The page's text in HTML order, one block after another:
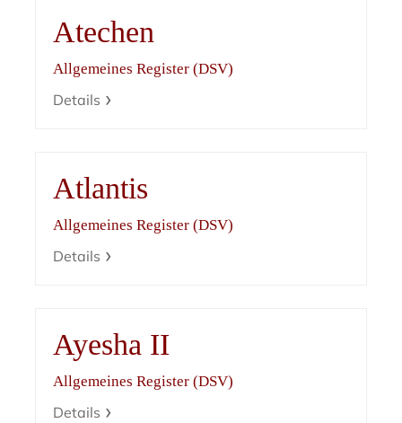
Atechen
Allgemeines Register (DSV)
Details
Atlantis
Allgemeines Register (DSV)
Details
Ayesha II
Allgemeines Register (DSV)
Details